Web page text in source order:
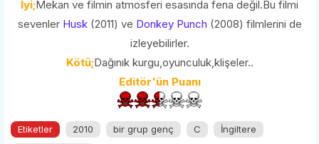
İyi;Mekan ve filmin atmosferi esasında fena değil.Bu filmi
sevenler Husk(2011) ve Donkey Punch (2008) filmlerini de
izleyebilirler.
Kötü;Dağınık kurgu,oyunculuk,klişeler..
Editör'ün Puanı
Etiketler 2010 bir grup genç C
İngiltere